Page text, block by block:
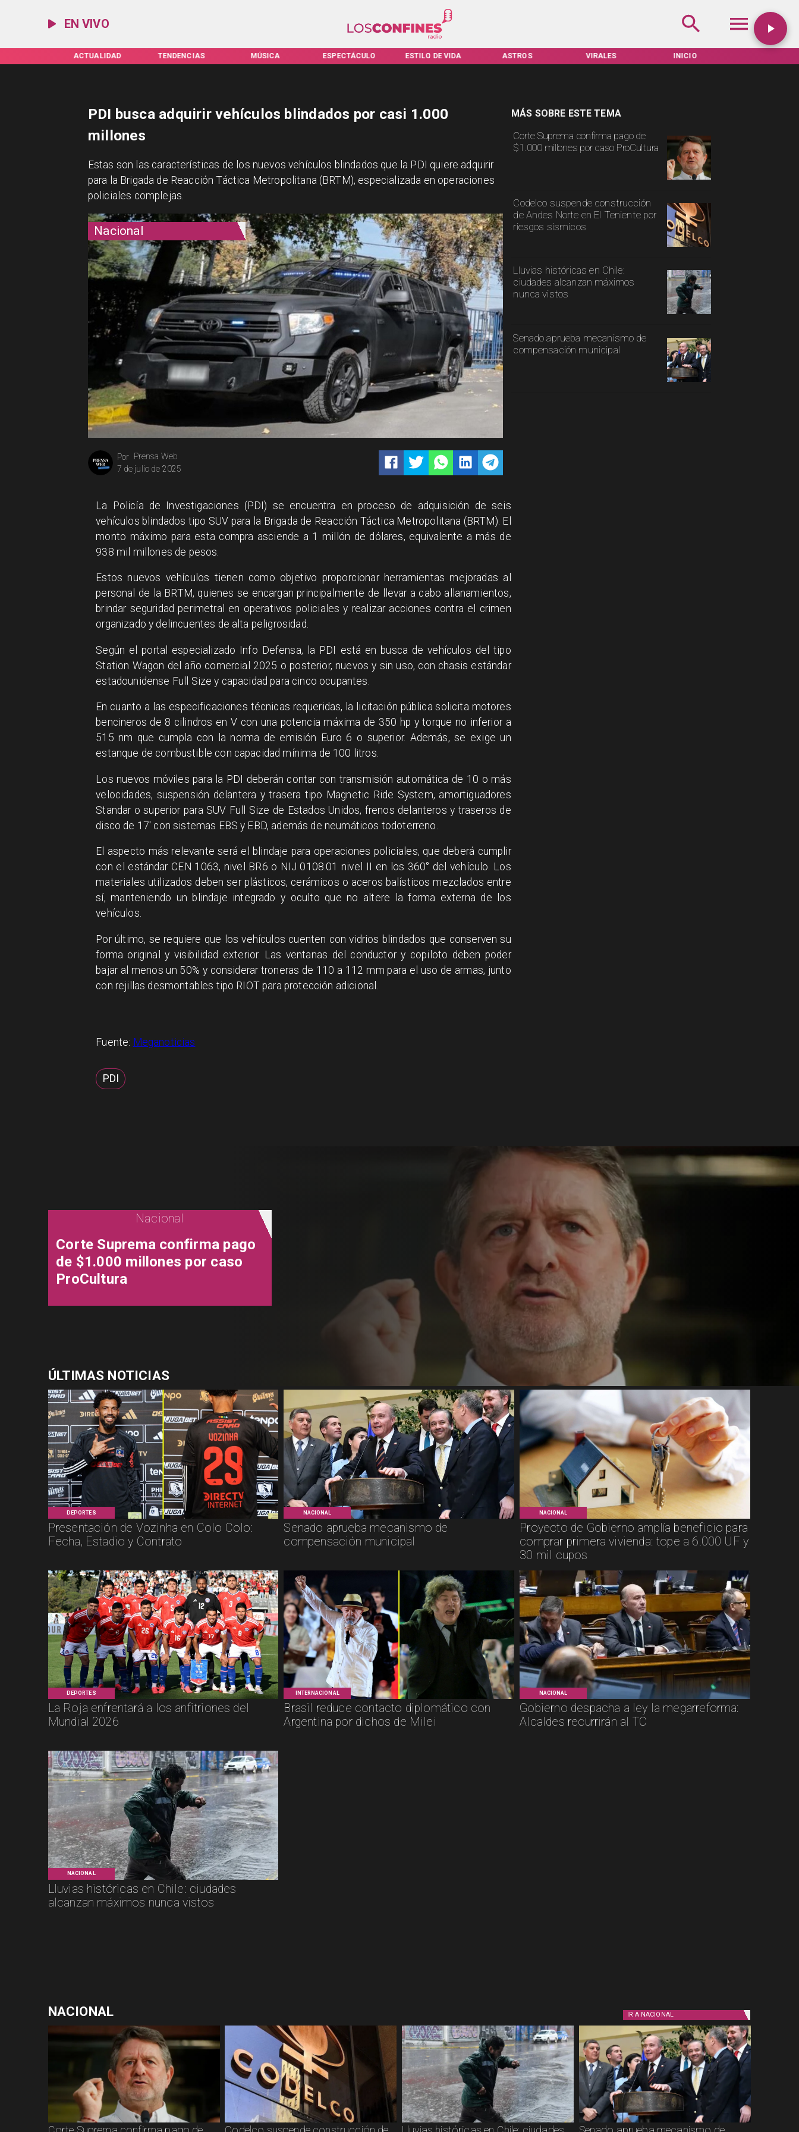
EN VIVO
ACTUALIDAD TENDENCIAS MÚSICA ESPECTÁCULO ESTILO DE VIDA ASTROS VIRALES INICIO
Nacional
Prensa Web
Por
7 de julio de 2025
Corte Suprema confirma pago de
$1.000 millones por caso ProCultura
Codelco suspende construcción
de Andes Norte en El Teniente por
riesgos sísmicos
Lluvias históricas en Chile:
ciudades alcanzan máximos
nunca vistos
Senado aprueba mecanismo de
compensación municipal
MÁS SOBRE ESTE TEMA
PDI busca adquirir vehículos blindados por casi 1.000
millones
Estas son las características de los nuevos vehículos blindados que la PDI quiere adquirir
para la Brigada de Reacción Táctica Metropolitana (BRTM), especializada en operaciones
policiales complejas.
La Policía de Investigaciones (PDI) se encuentra en proceso de adquisición de seis
vehículos blindados tipo SUV para la Brigada de Reacción Táctica Metropolitana (BRTM). El
monto máximo para esta compra asciende a 1 millón de dólares, equivalente a más de
938 mil millones de pesos.
Estos nuevos vehículos tienen como objetivo proporcionar herramientas mejoradas al
personal de la BRTM, quienes se encargan principalmente de llevar a cabo allanamientos,
brindar seguridad perimetral en operativos policiales y realizar acciones contra el crimen
organizado y delincuentes de alta peligrosidad.
Según el portal especializado Info Defensa, la PDI está en busca de vehículos del tipo
Station Wagon del año comercial 2025 o posterior, nuevos y sin uso, con chasis estándar
estadounidense Full Size y capacidad para cinco ocupantes.
En cuanto a las especificaciones técnicas requeridas, la licitación pública solicita motores
bencineros de 8 cilindros en V con una potencia máxima de 350 hp y torque no inferior a
515 nm que cumpla con la norma de emisión Euro 6 o superior. Además, se exige un
estanque de combustible con capacidad mínima de 100 litros.
Los nuevos móviles para la PDI deberán contar con transmisión automática de 10 o más
velocidades, suspensión delantera y trasera tipo Magnetic Ride System, amortiguadores
Standar o superior para SUV Full Size de Estados Unidos, frenos delanteros y traseros de
disco de 17' con sistemas EBS y EBD, además de neumáticos todoterreno.
El aspecto más relevante será el blindaje para operaciones policiales, que deberá cumplir
con el estándar CEN 1063, nivel BR6 o NIJ 0108.01 nivel II en los 360° del vehículo. Los
materiales utilizados deben ser plásticos, cerámicos o aceros balísticos mezclados entre
sí, manteniendo un blindaje integrado y oculto que no altere la forma externa de los
vehículos.
Por último, se requiere que los vehículos cuenten con vidrios blindados que conserven su
forma original y visibilidad exterior. Las ventanas del conductor y copiloto deben poder
bajar al menos un 50% y considerar troneras de 110 a 112 mm para el uso de armas, junto
con rejillas desmontables tipo RIOT para protección adicional.
Fuente: Meganoticias
PDI
DEPORTES
Presentación de Vozinha en Colo Colo:
Fecha, Estadio y Contrato
NACIONAL
Senado aprueba mecanismo de
compensación municipal
NACIONAL
Proyecto de Gobierno amplía beneficio para
comprar primera vivienda: tope a 6.000 UF y
30 mil cupos
DEPORTES
La Roja enfrentará a los anfitriones del
Mundial 2026
INTERNACIONAL
Brasil reduce contacto diplomático con
Argentina por dichos de Milei
NACIONAL
Gobierno despacha a ley la megarreforma:
Alcaldes recurrirán al TC
NACIONAL
Lluvias históricas en Chile: ciudades
alcanzan máximos nunca vistos
Nacional
Corte Suprema confirma pago
de $1.000 millones por caso
ProCultura
ÚLTIMAS NOTICIAS
NACIONAL IR A NACIONAL